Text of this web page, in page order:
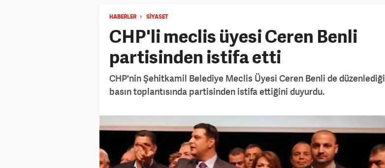
HABERLER SİYASET
CHP'li meclis üyesi Ceren Benli
partisinden istifa etti
CHP'nin Şehitkamil Belediye Meclis Üyesi Ceren Benli de düzenlediği
basın toplantısında partisinden istifa ettiğini duyurdu.